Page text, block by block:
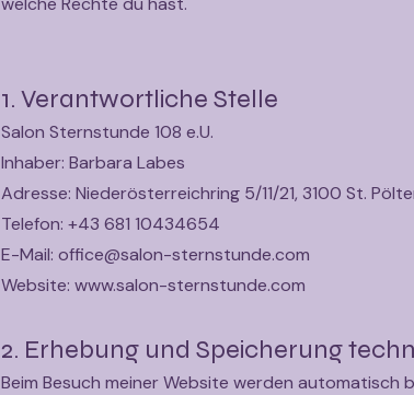
1. Verantwortliche Stelle
Salon Sternstunde 108 e.U.
Inhaber: Barbara Labes
Adresse: Niederösterreichring 5/11/21, 3100 St.
Telefon: +43 681 10434654
E-Mail: office@salon-sternstunde.com
Website: www.salon-sternstunde.com
2. Erhebung und Speicherung
Beim Besuch meiner Website werden